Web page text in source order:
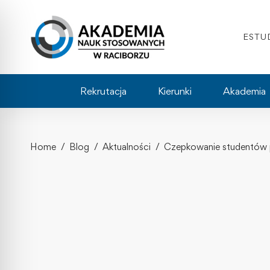
Rekrutacja Kierunki Akademia
Home Blog Aktualności Czepkowanie